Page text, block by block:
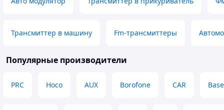
Трансмиттер в машину Fm-трансмиттеры
Популярные производители
PRC Hoco AUX Borofone CAR